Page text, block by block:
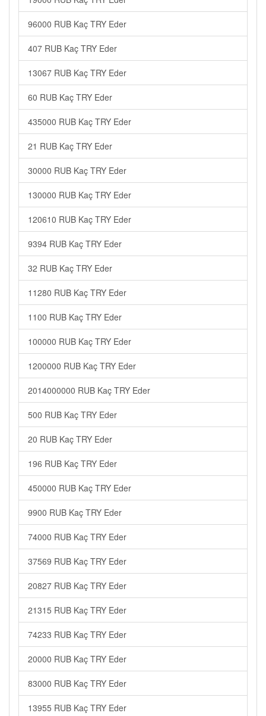
96000 RUB Kaç TRY Eder
407 RUB Kaç TRY Eder
13067 RUB Kaç TRY Eder
60 RUB Kaç TRY Eder
435000 RUB Kaç TRY Eder
21 RUB Kaç TRY Eder
30000 RUB Kaç TRY Eder
130000 RUB Kaç TRY Eder
120610 RUB Kaç TRY Eder
9394 RUB Kaç TRY Eder
32 RUB Kaç TRY Eder
11280 RUB Kaç TRY Eder
1100 RUB Kaç TRY Eder
100000 RUB Kaç TRY Eder
1200000 RUB Kaç TRY Eder
2014000000 RUB Kaç TRY Eder
500 RUB Kaç TRY Eder
20 RUB Kaç TRY Eder
196 RUB Kaç TRY Eder
450000 RUB Kaç TRY Eder
9900 RUB Kaç TRY Eder
74000 RUB Kaç TRY Eder
37569 RUB Kaç TRY Eder
20827 RUB Kaç TRY Eder
21315 RUB Kaç TRY Eder
74233 RUB Kaç TRY Eder
20000 RUB Kaç TRY Eder
83000 RUB Kaç TRY Eder
13955 RUB Kaç TRY Eder